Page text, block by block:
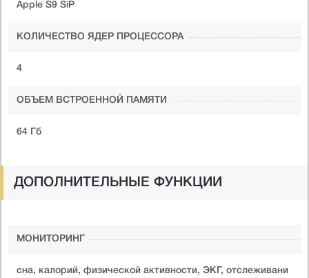
Apple S9 SiP
КОЛИЧЕСТВО ЯДЕР ПРОЦЕССОРА
4
ОБЪЕМ ВСТРОЕННОЙ ПАМЯТИ
64 Гб
ДОПОЛНИТЕЛЬНЫЕ ФУНКЦИИ
МОНИТОРИНГ
сна, калорий, физической активности, ЭКГ, отслеживани